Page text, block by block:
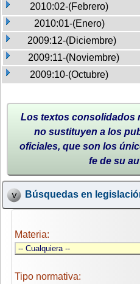
2010:02-(Febrero)
2010:01-(Enero)
2009:12-(Diciembre)
2009:11-(Noviembre)
2009:10-(Octubre)
Los textos consolidados
no sustituyen a los
oficiales, que son los
fe de su
Búsquedas en
Materia:
Tipo normativa: